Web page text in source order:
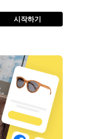
시작하기